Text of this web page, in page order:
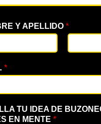
Y APELLIDO *
*
TU IDEA DE
EN MENTE *